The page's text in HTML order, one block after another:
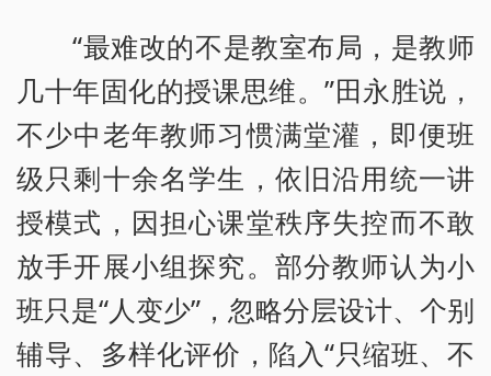
“最难改的不是教室布局，是教师
几十年固化的授课思维。”田永胜说，
不少中老年教师习惯满堂灌，即便班
级只剩十余名学生，依旧沿用统一讲
授模式，因担心课堂秩序失控而不敢
放手开展小组探究。部分教师认为小
班只是“人变少”，忽略分层设计、个别
辅导、多样化评价，陷入“只缩班、不